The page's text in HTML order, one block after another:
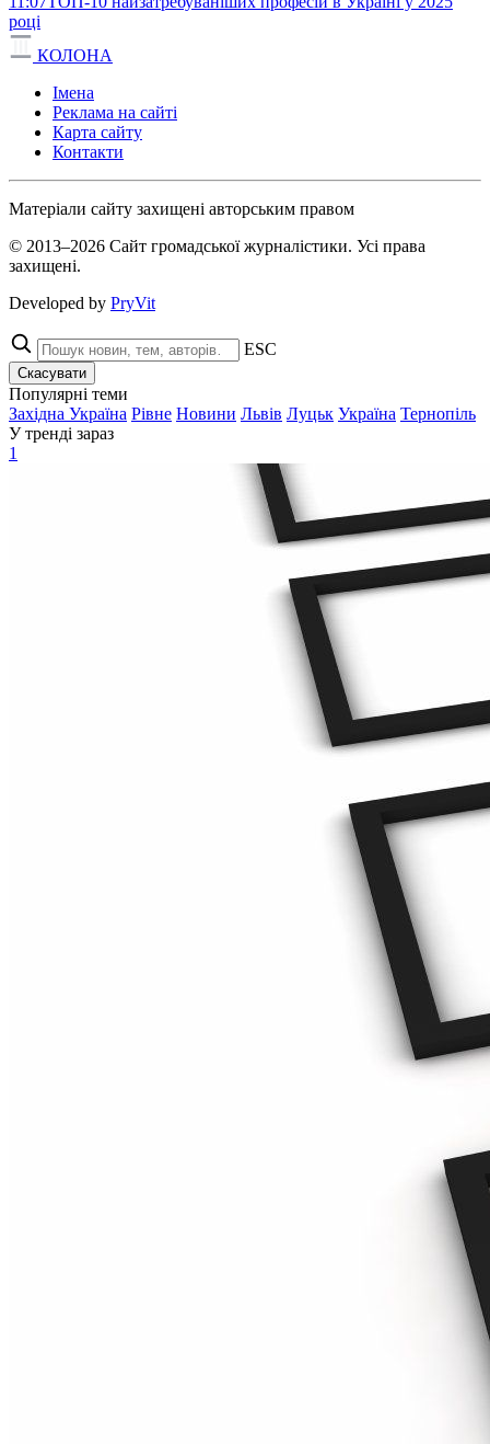
році
КОЛОНА
Імена
Реклама на сайті
Карта сайту
Контакти
Матеріали сайту захищені авторським правом
© 2013–2026 Сайт громадської журналістики. Усі права
захищені.
Developed by PryVit
ESC
Скасувати
Популярні теми
Західна Україна Рівне Новини Львів Луцьк Україна Тернопіль
У тренді зараз
1